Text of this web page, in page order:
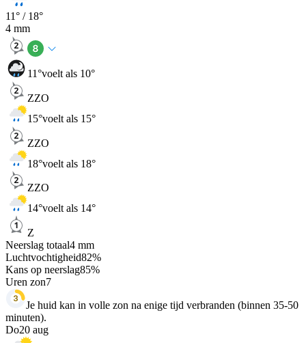
11° / 18°
4 mm
11°voelt als 10°
ZZO
15°voelt als 15°
ZZO
18°voelt als 18°
ZZO
14°voelt als 14°
Z
Neerslag totaal4 mm
Luchtvochtigheid82%
Kans op neerslag85%
Uren zon7
Je huid kan in volle zon na enige tijd verbranden (binnen 35-50
minuten).
Do20 aug